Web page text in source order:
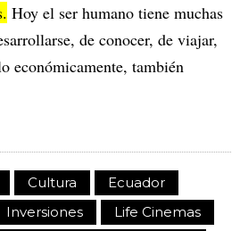
Hoy el ser humano tiene muchas
de conocer, de viajar,
económicamente, también
Cultura
Ecuador
Inversiones
Life Cinemas